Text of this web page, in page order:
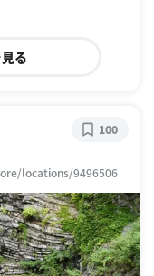
る
locations/9496506
100